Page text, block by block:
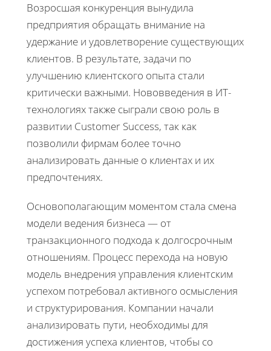
Возросшая конкуренция вынудила
предприятия обращать внимание на
удержание и удовлетворение существующих
клиентов. В результате, задачи по
улучшению клиентского опыта стали
критически важными. Нововведения в ИТ-
технологиях также сыграли свою роль в
развитии Customer Success, так как
позволили фирмам более точно
анализировать данные о клиентах и их
предпочтениях.
Основополагающим моментом стала смена
модели ведения бизнеса — от
транзакционного подхода к долгосрочным
отношениям. Процесс перехода на новую
модель внедрения управления клиентским
успехом потребовал активного осмысления
и структурирования. Компании начали
анализировать пути, необходимы для
достижения успеха клиентов, чтобы со